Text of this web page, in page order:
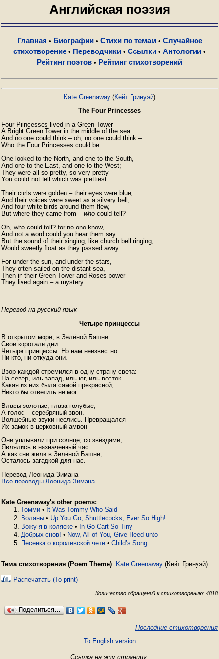
Английская поэзия
Главная • Биографии• Стихи по темам • Случайное
стихотворение • Переводчики • Ссылки • Антологии •
Рейтинг поэтов • Рейтинг стихотворений
Kate Greenaway (Кейт Гринуэй)
The Four Princesses
Four Princesses lived in a Green Tower –
A Bright Green Tower in the middle of the sea;
And no one could think – oh, no one could think –
Who the Four Princesses could be.
One looked to the North, and one to the South,
And one to the East, and one to the West;
They were all so pretty, so very pretty,
You could not tell which was prettiest.
Their curls were golden – their eyes were blue,
And their voices were sweet as a silvery bell;
And four white birds around them flew,
But where they came from – who could tell?
Oh, who could tell? for no one knew,
And not a word could you hear them say.
But the sound of their singing, like church bell ringing,
Would sweetly float as they passed away.
For under the sun, and under the stars,
They often sailed on the distant sea,
Then in their Green Tower and Roses bower
Перевод на русский язык
Четыре принцессы
В открытом море, в Зелёной Башне,
Свои коротали дни
Четыре принцессы. Но нам неизвестно
Ни кто, ни откуда они.
Взор каждой стремился в одну страну света:
На север, иль запад, иль юг, иль восток.
Какая из них была самой прекрасной,
Никто бы ответить не мог.
Власы золотые, глаза голубые,
А голос – серебряный звон.
Волшебные звуки неслись. Превращался
Их замок в церковный амвон.
Они уплывали при солнце, со звёздами,
Являлись в назначенный час.
А как они жили в Зелёной Башне,
Осталось загадкой для нас.
Все переводы Леонида Зимана
Kate Greenaway's other poems:
Томми • It Was Tommy Who Said
Воланы • Up You Go, Shuttlecocks, Ever So High!
Вожу я в коляске • In Go-Cart So Tiny
Добрых снов! • Now, All of You, Give Heed unto
Песенка о королевской чете • Child’s Song
Тема стихотворения (Poem Theme): Kate Greenaway (Кейт Гринуэй)
Распечатать (To print)
Количество обращений к стихотворению: 4818
Поделиться…
Последние стихотворения
To English version
Ссылка на эту страницу: